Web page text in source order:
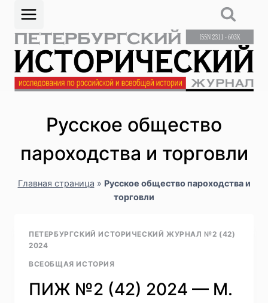
Перейти
содержимому
Русское общество
пароходства и торговли
Главная страница » Русское общество пароходства и
торговли
ПЕТЕРБУРГСКИЙ ИСТОРИЧЕСКИЙ ЖУРНАЛ №2 (42)
2024
ВСЕОБЩАЯ ИСТОРИЯ
ПИЖ №2 (42) 2024 — М.